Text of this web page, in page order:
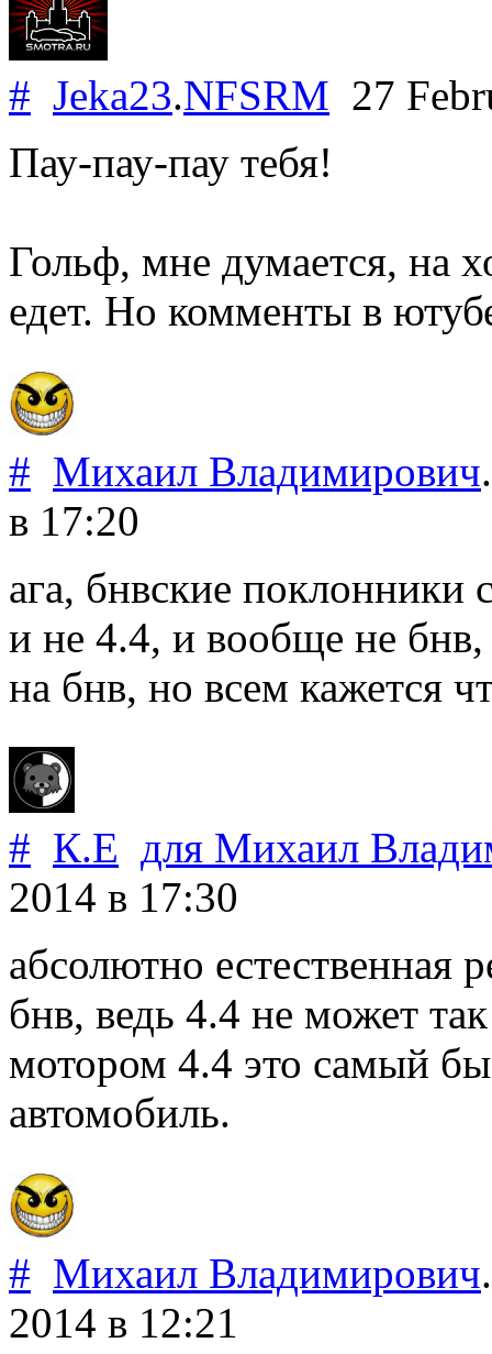
# Jeka23.NFSRM 27
Пау-пау-пау тебя!
Гольф, мне думается, на
едет. Но комменты в
# Михаил Владимирович.
в 17:20
ага, бнвские поклонники
и не 4.4, и вообще не
на бнв, но всем кажется
# К.Е для Михаил
2014 в 17:30
абсолютно естественная
бнв, ведь 4.4 не может
мотором 4.4 это самый
автомобиль.
# Михаил Владимирович.
2014 в 12:21